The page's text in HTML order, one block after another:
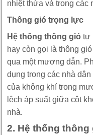
nhiệt thừa và trong các
Thông gió trọng lực
Hệ thống thông gió tự
hay còn gọi là thông
qua một mương dẫn.
dụng trong các nhà
của không khí trong
lệch áp suất giữa cột
nhà.
2. Hệ thống